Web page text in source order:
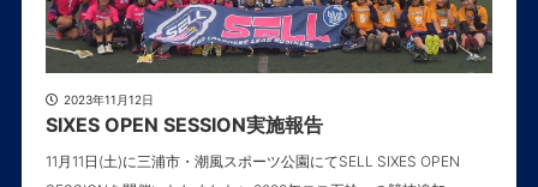
2023年11月12日
SIXES OPEN SESSION実施報告
11月11日(土)に三浦市・潮風スポーツ公園にてSELL SIXES OPEN